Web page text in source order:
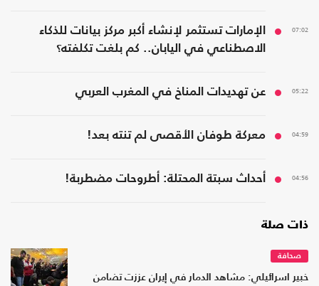
07:02
الإمارات تستثمر لإنشاء أكبر مركز بيانات للذكاء
الاصطناعي في اليابان.. كم بلغت تكلفته؟
05:22 عن تهديدات المناخ في المغرب العربي
04:59 معركة طوفان الأقصى لم تنته بعد!
04:56 أحداث سبتة المحتلة: أطروحات مضطربة!
ذات صلة
صحافة
خبير اسرائيلي: مشاهد الدمار في إيران عززت تضامن